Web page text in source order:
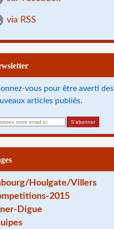
via RSS
vous pour être averti des
articles publiés.
Houlgate/Villers
2015
Digue